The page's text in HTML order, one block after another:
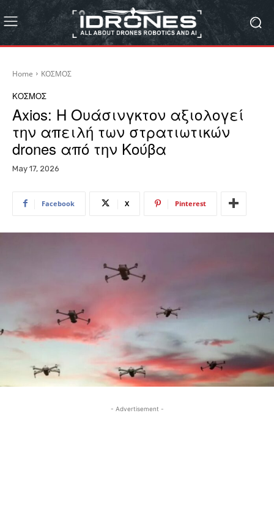
Home ΚΟΣΜΟΣ
ΚΟΣΜΟΣ
Axios: Η Ουάσινγκτον αξιολογεί
την απειλή των στρατιωτικών
drones από την Κούβα
May 17, 2026
Facebook X Pinterest
- Advertisement -